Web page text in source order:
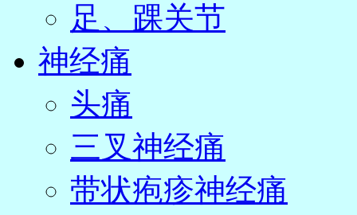
足、踝关节
神经痛
头痛
三叉神经痛
带状疱疹神经痛